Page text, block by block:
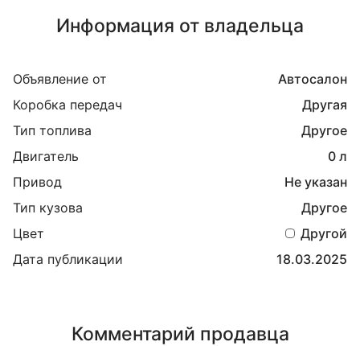
Информация от владельца
Объявление от
Автосалон
Коробка передач
Другая
Тип топлива
Другое
Двигатель
0 л
Привод
Не указан
Тип кузова
Другое
Цвет
Другой
Дата публикации
18.03.2025
Комментарий продавца